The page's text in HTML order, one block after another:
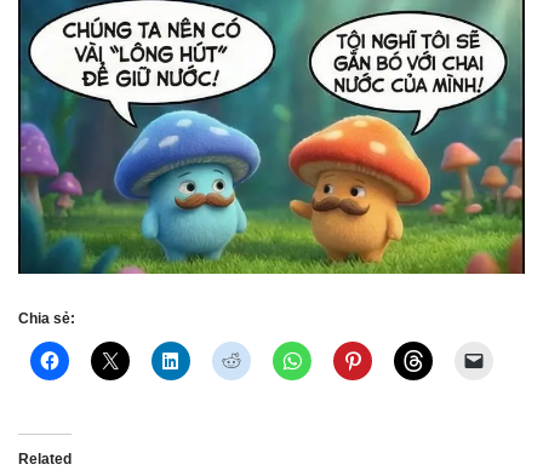
Chia sẻ:
Related